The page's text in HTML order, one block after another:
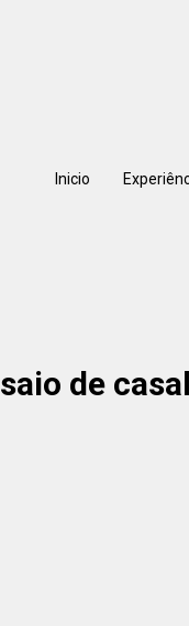
Inicio
de